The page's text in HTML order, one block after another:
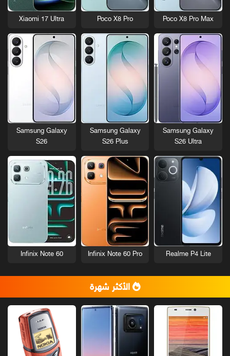
Poco X8 Pro Max
Poco X8 Pro
Xiaomi 17 Ultra
Samsung Galaxy
S26 Ultra
Samsung Galaxy
S26 Plus
Samsung Galaxy
S26
Realme P4 Lite
Infinix Note 60 Pro
Infinix Note 60
الأكثر شهرة